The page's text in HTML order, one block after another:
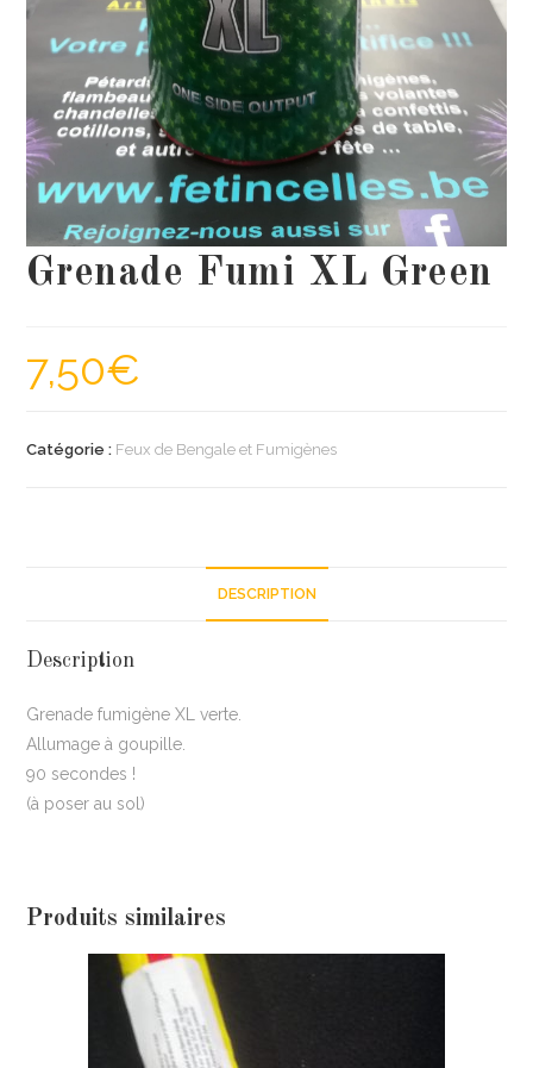
Grenade Fumi XL Green
7,50€
Catégorie : Feux de Bengale et Fumigènes
DESCRIPTION
Description
Grenade fumigène XL verte.
Allumage à goupille.
90 secondes !
(à poser au sol)
Produits similaires